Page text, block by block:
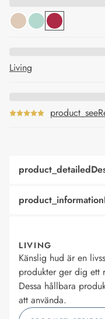
Living
LIVING
Känslig hud är en
produkter ger dig ett
Dessa hållbara
att använda.